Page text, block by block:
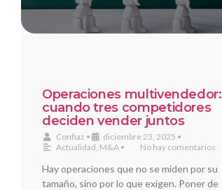
Operaciones multivendedor:
cuando tres competidores
deciden vender juntos
Confiaz • diciembre 23, 2025 •
Actualidad M&A • No hay comentarios
Hay operaciones que no se miden por su
tamaño, sino por lo que exigen. Poner de